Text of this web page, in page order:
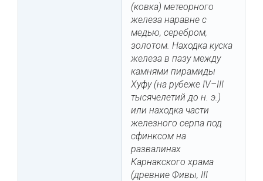
(ковка) метеорного
железа наравне с
медью, серебром,
золотом. Находка куска
железа в пазу между
камнями пирамиды
Хуфу (на рубеже IV–III
тысячелетий до н. э.)
или находка части
железного серпа под
сфинксом на
развалинах
Карнакского храма
(древние Фивы, III